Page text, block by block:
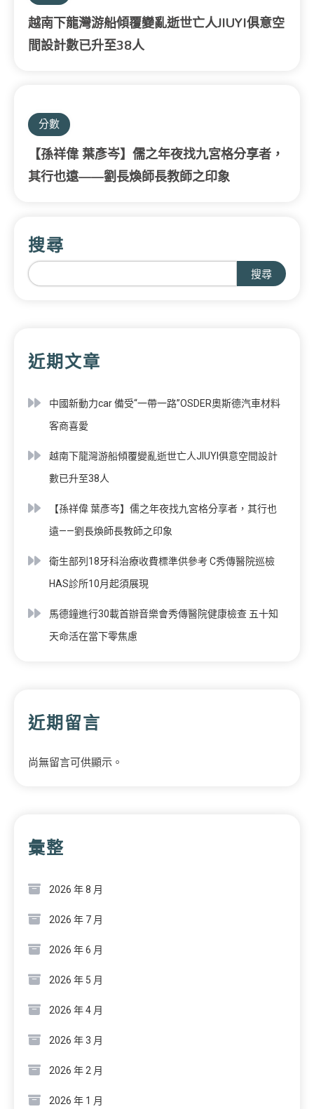
越南下龍灣游船傾覆變亂逝世亡人JIUYI俱意空
間設計數已升至38人
分數
【孫祥偉 葉彥岑】儒之年夜找九宮格分享者，
其行也遠——劉長煥師長教師之印象
搜尋
搜尋
近期文章
中國新動力car 備受“一帶一路”OSDER奧斯德汽車材料
客商喜愛
越南下龍灣游船傾覆變亂逝世亡人JIUYI俱意空間設計
數已升至38人
【孫祥偉 葉彥岑】儒之年夜找九宮格分享者，其行也
遠——劉長煥師長教師之印象
衛生部列18牙科治療收費標準供參考 C秀傳醫院巡檢
HAS診所10月起須展現
馬德鐘進行30載首辦音樂會秀傳醫院健康檢查 五十知
天命活在當下零焦慮
近期留言
尚無留言可供顯示。
彙整
2026 年 8 月
2026 年 7 月
2026 年 6 月
2026 年 5 月
2026 年 4 月
2026 年 3 月
2026 年 2 月
2026 年 1 月